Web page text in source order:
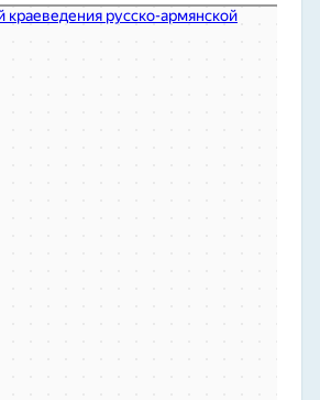
русско-армянской дружбы